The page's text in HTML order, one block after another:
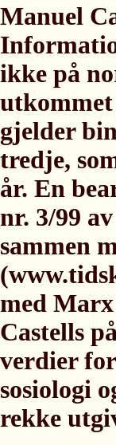
Manuel
ikke på
utkommet
gjelder
tredje,
år. En
nr. 3/99
sammen
med
Castells
verdier
sosiologi
rekke